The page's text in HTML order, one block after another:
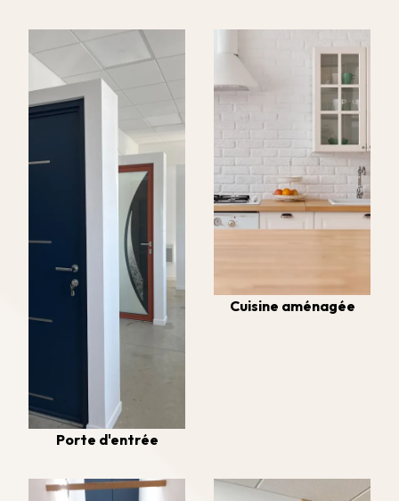
Porte d'entrée
Cuisine aménagée